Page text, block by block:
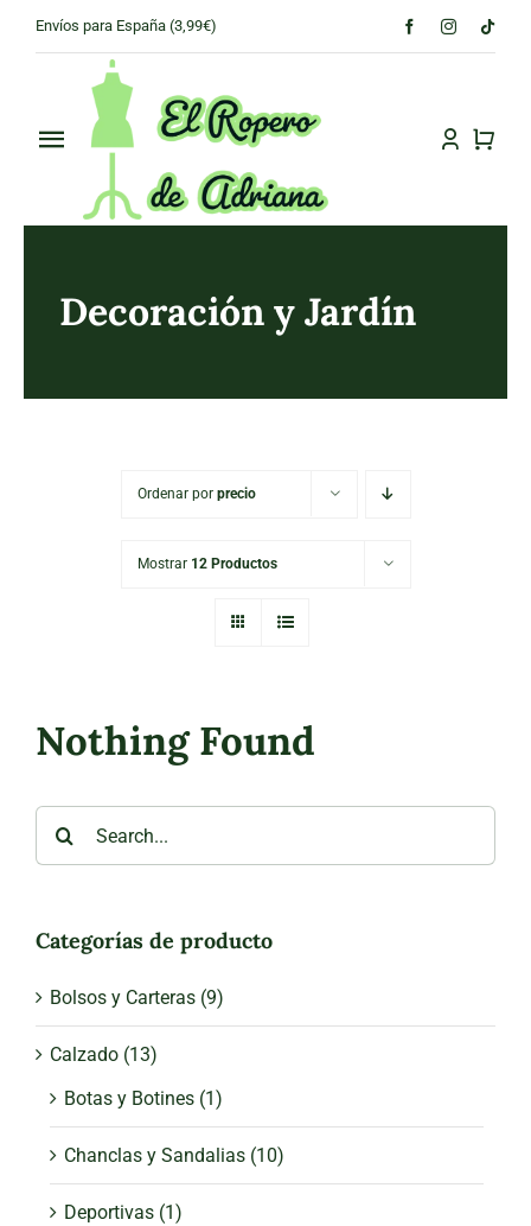
Envíos para España (3,99€)
Toggle
Navigation
PRINCIPAL
Decoración y Jardín
Ordenar por precio
Mostrar 12 Productos
Nothing Found
Categorías de producto
Bolsos y Carteras (9)
Calzado (13)
Botas y Botines (1)
Chanclas y Sandalias (10)
Deportivas (1)